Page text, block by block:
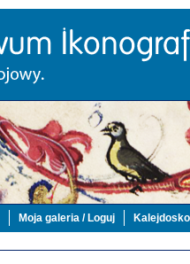
Moja galeria / Loguj